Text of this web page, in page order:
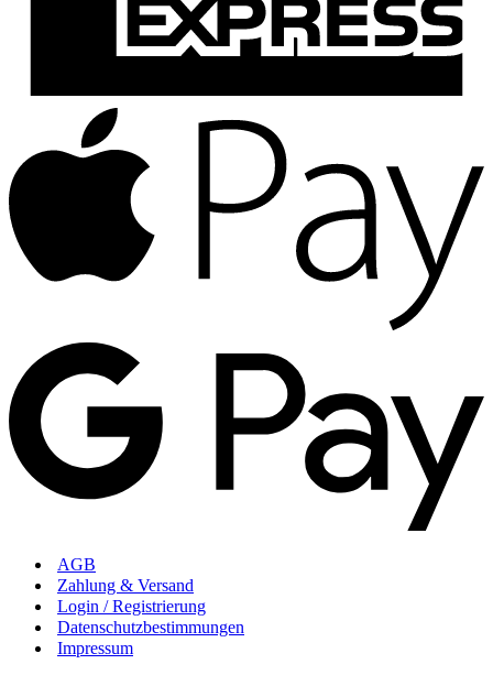
AGB
Zahlung & Versand
Login / Registrierung
Datenschutzbestimmungen
Impressum